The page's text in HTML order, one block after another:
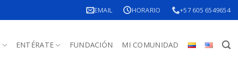
EMAIL HORARIO +57 605 6549654
ENTÉRATE FUNDACIÓN MI COMUNIDAD